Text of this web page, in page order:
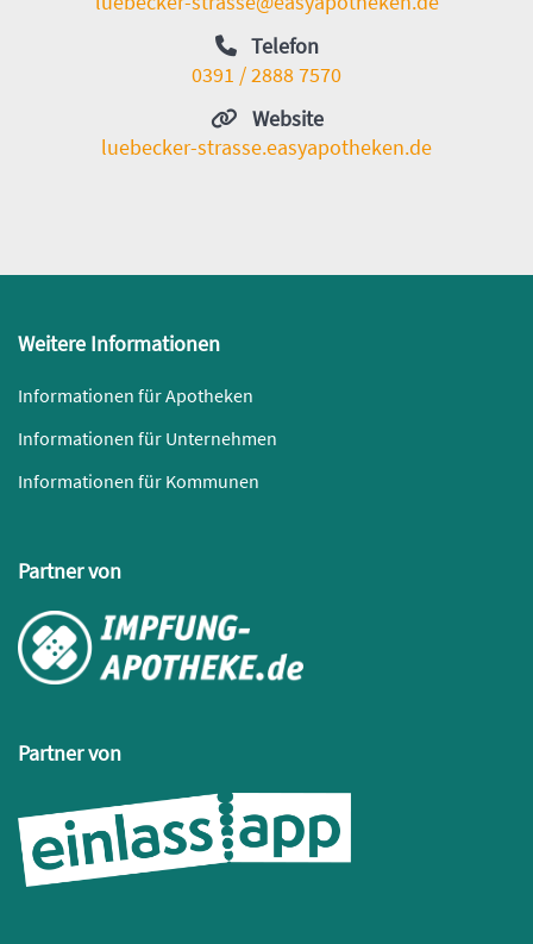
Telefon
0391 / 2888 7570
Website
luebecker-strasse.easyapotheken.de
Weitere Informationen
Informationen für Apotheken
Informationen für Unternehmen
Informationen für Kommunen
Partner von
Partner von